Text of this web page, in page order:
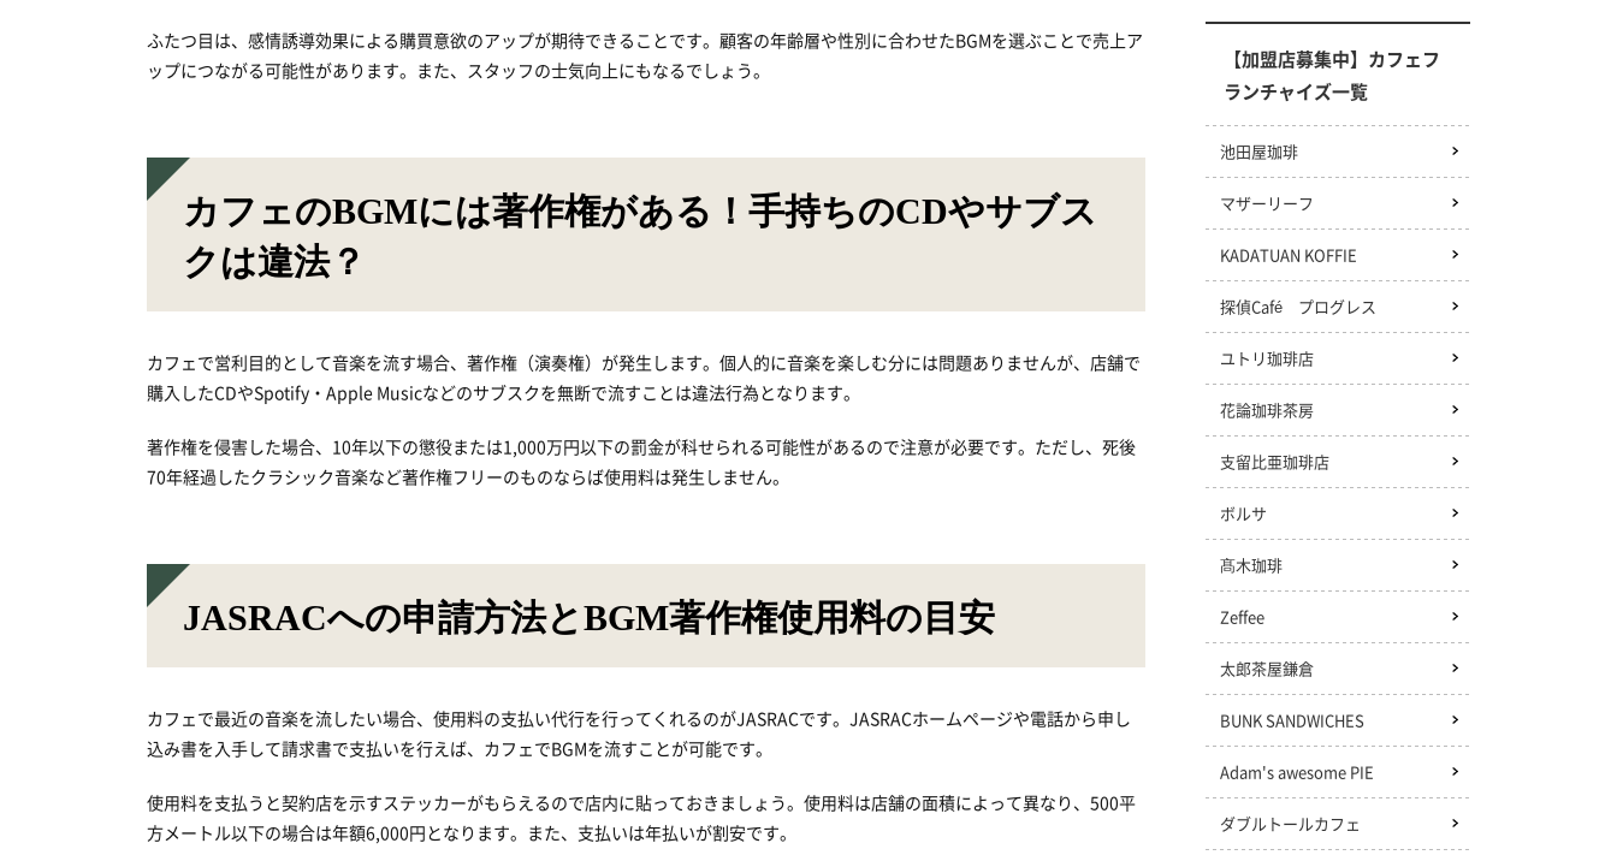
ふたつ目は、感情誘導効果による購買意欲のアップが期待できることです。顧客の年齢層や性別に合わせたBGMを選ぶことで売上ア
ップにつながる可能性があります。また、スタッフの士気向上にもなるでしょう。
カフェのBGMには著作権がある！手持ちのCDやサブス
クは違法？
カフェで営利目的として音楽を流す場合、著作権（演奏権）が発生します。個人的に音楽を楽しむ分には問題ありませんが、店舗で
購入したCDやSpotify・Apple Musicなどのサブスクを無断で流すことは違法行為となります。
著作権を侵害した場合、10年以下の懲役または1,000万円以下の罰金が科せられる可能性があるので注意が必要です。ただし、死後
70年経過したクラシック音楽など著作権フリーのものならば使用料は発生しません。
JASRACへの申請方法とBGM著作権使用料の目安
カフェで最近の音楽を流したい場合、使用料の支払い代行を行ってくれるのがJASRACです。JASRACホームページや電話から申し
込み書を入手して請求書で支払いを行えば、カフェでBGMを流すことが可能です。
使用料を支払うと契約店を示すステッカーがもらえるので店内に貼っておきましょう。使用料は店舗の面積によって異なり、500平
方メートル以下の場合は年額6,000円となります。また、支払いは年払いが割安です。
【加盟店募集中】カフェフ
ランチャイズ一覧
池田屋珈琲
マザーリーフ
KADATUAN KOFFIE
探偵Café プログレス
ユトリ珈琲店
花論珈琲茶房
支留比亜珈琲店
ボルサ
髙木珈琲
Zeffee
太郎茶屋鎌倉
BUNK SANDWICHES
Adam's awesome PIE
ダブルトールカフェ